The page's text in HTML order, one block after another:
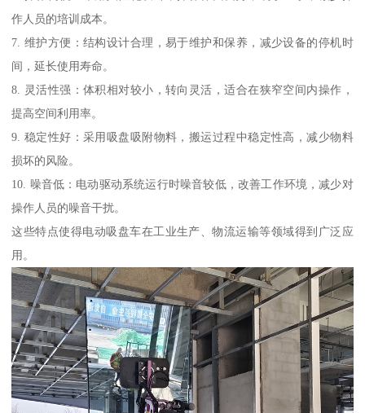
作人员的培训成本。
7. 维护方便：结构设计合理，易于维护和保养，减少设备的停机时
间，延长使用寿命。
8. 灵活性强：体积相对较小，转向灵活，适合在狭窄空间内操作，
提高空间利用率。
9. 稳定性好：采用吸盘吸附物料，搬运过程中稳定性高，减少物料
损坏的风险。
10. 噪音低：电动驱动系统运行时噪音较低，改善工作环境，减少对
操作人员的噪音干扰。
这些特点使得电动吸盘车在工业生产、物流运输等领域得到广泛应
用。